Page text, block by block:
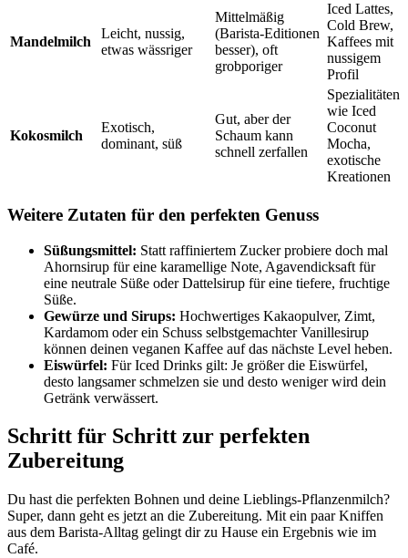
Mandelmilch
Leicht, nussig,
etwas wässriger
Mittelmäßig
(Barista-Editionen
besser), oft
grobporiger
Iced Lattes,
Cold Brew,
Kaffees mit
nussigem
Profil
Kokosmilch
Exotisch,
dominant, süß
Gut, aber der
Schaum kann
schnell zerfallen
Spezialitäten
wie Iced
Coconut
Mocha,
exotische
Kreationen
Weitere Zutaten für den perfekten Genuss
Süßungsmittel: Statt raffiniertem Zucker probiere doch mal
Ahornsirup für eine karamellige Note, Agavendicksaft für
eine neutrale Süße oder Dattelsirup für eine tiefere, fruchtige
Süße.
Gewürze und Sirups: Hochwertiges Kakaopulver, Zimt,
Kardamom oder ein Schuss selbstgemachter Vanillesirup
können deinen veganen Kaffee auf das nächste Level heben.
Eiswürfel: Für Iced Drinks gilt: Je größer die Eiswürfel,
desto langsamer schmelzen sie und desto weniger wird dein
Getränk verwässert.
Schritt für Schritt zur perfekten
Zubereitung
Du hast die perfekten Bohnen und deine Lieblings-Pflanzenmilch?
Super, dann geht es jetzt an die Zubereitung. Mit ein paar Kniffen
aus dem Barista-Alltag gelingt dir zu Hause ein Ergebnis wie im
Café.